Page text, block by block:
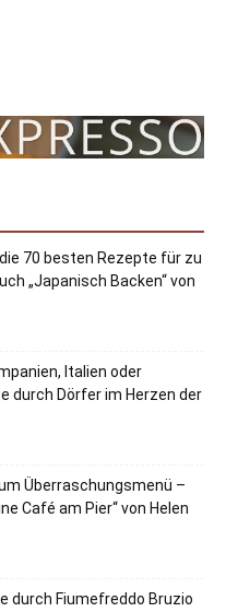
70 besten Rezepte für zu
„Japanisch Backen“ von
Italien oder
durch Dörfer im Herzen der
Überraschungsmenü –
Café am Pier“ von Helen
durch Fiumefreddo Bruzio